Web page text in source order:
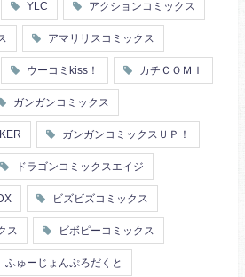
YLC アクションコミックス
アマリリスコミックス
ウーコミkiss！ カチＣＯＭＩ
ガンガンコミックス
ガンガンコミックスＵＰ！
ドラゴンコミックスエイジ
ビズビズコミックス
ス ビボピーコミックス
ふゅーじょんぷろだくと